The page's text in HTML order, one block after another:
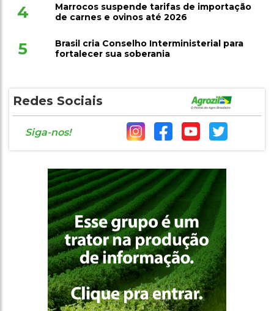
4
Marrocos suspende tarifas de importação
de carnes e ovinos até 2026
5
Brasil cria Conselho Interministerial para
fortalecer sua soberania
Redes Sociais
Siga-nos!